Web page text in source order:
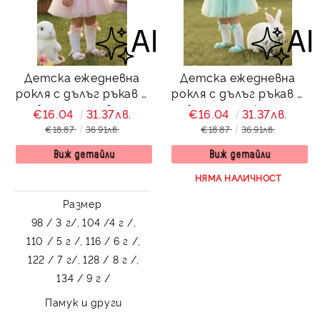
Детска ежедневна
рокля с дълъг ръкав в
бяло и розово с
къдрички с кант в
Оливия
€16.04 31.37лв.
€18.87 36.91лв.
Виж детайли
Размер
98 / 3 г/, 104 /4 г /,
110 / 5 г /, 116 / 6 г /,
122 / 7 г/, 128 / 8 г /,
134 / 9 г /
Памук и други
Детска ежедневна
рокля с дълъг ръкав в
бяло и тюркоаз с
къдрички с кант в
Оливия
€16.04 31.37лв.
€18.87 36.91лв.
Виж детайли
НЯМА НАЛИЧНОСТ